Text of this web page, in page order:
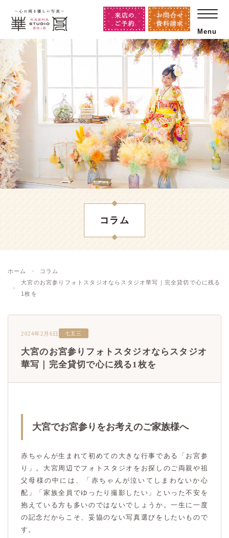
Menu
コラム
ホーム
コラム
大宮のお宮参りフォトスタジオならスタジオ華写｜完全貸切で心に残る
1枚を
2024年2月6日 七五三
大宮のお宮参りフォトスタジオならスタジオ
華写｜完全貸切で心に残る1枚を
大宮でお宮参りをお考えのご家族様へ
赤ちゃんが生まれて初めての大きな行事である「お宮参
り」。大宮周辺でフォトスタジオをお探しのご両親や祖
父母様の中には、「赤ちゃんが泣いてしまわないか心
配」「家族全員でゆったり撮影したい」といった不安を
抱えている方も多いのではないでしょうか。一生に一度
の記念だからこそ、妥協のない写真選びをしたいもので
す。